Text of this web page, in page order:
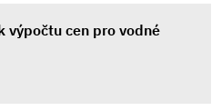
výpočtu cen pro vodné